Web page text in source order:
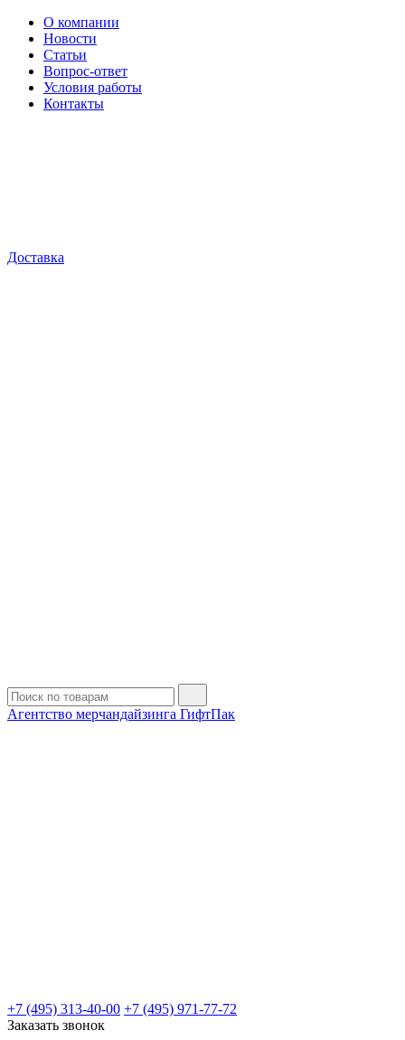
О компании
Новости
Статьи
Вопрос-ответ
Условия работы
Контакты
Доставка
Агентство мерчандайзинга ГифтПак
+7 (495) 313-40-00 +7 (495) 971-77-72
Заказать звонок